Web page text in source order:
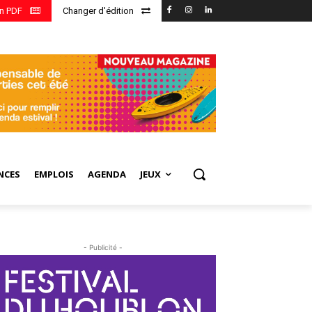
Changer d'édition
PDF
EMPLOIS AGENDA JEUX
- Publicité -